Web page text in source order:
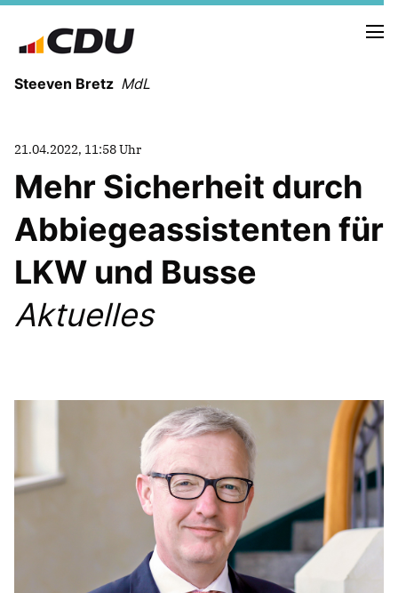
Steeven Bretz MdL
VITA
WAHLKREISBESUCHE
PRESSEFOTOS
MEIN BÜRGERBÜRO
Anträge CDU
Kleine Anfragen
CDU Deutschland
CDU Fraktion im Brandenburger Landtag
CDU Brandenburg
CDU Potsdam
21.04.2022, 11:58 Uhr
Mehr Sicherheit durch
Abbiegeassistenten für
LKW und Busse
Aktuelles